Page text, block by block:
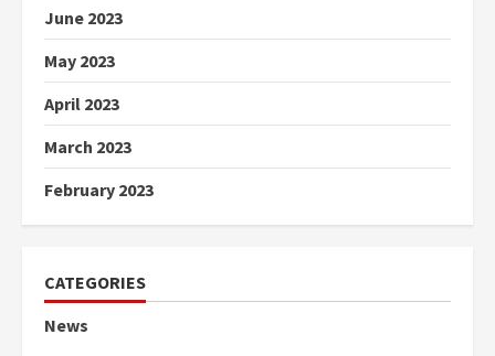
June 2023
May 2023
April 2023
March 2023
February 2023
CATEGORIES
News